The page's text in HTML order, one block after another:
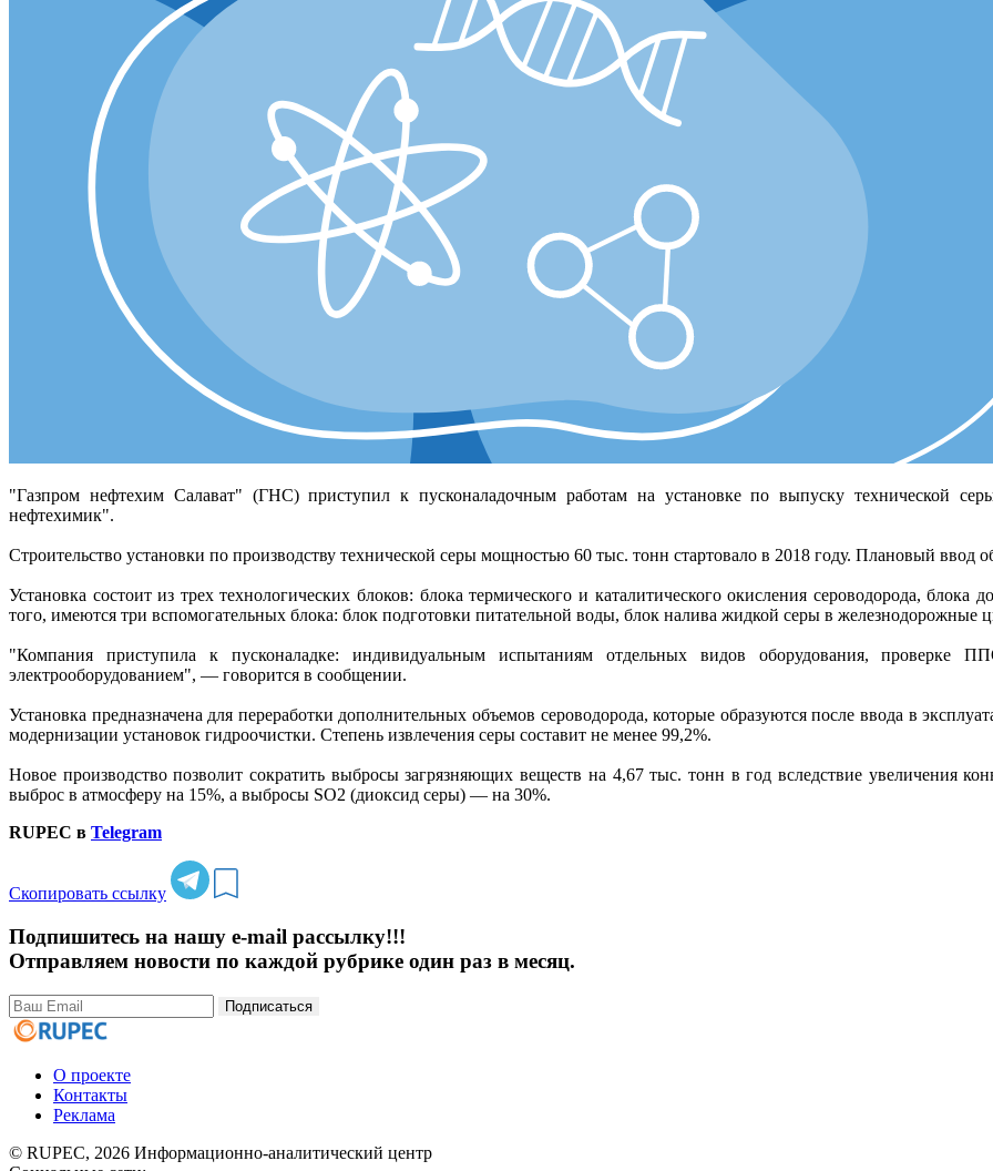
"Газпром нефтехим Салават" (ГНС) приступил к пусконаладочным работам на установке по выпуску технической
нефтехимик".
Строительство установки по производству технической серы мощностью 60 тыс. тонн стартовало в 2018 году. Плановый ввод
Установка состоит из трех технологических блоков: блока термического и каталитического окисления сероводорода,
того, имеются три вспомогательных блока: блок подготовки питательной воды, блок налива жидкой серы в железнодорожные
"Компания приступила к пусконаладке: индивидуальным испытаниям отдельных видов оборудования,
электрооборудованием", — говорится в сообщении.
Установка предназначена для переработки дополнительных объемов сероводорода, которые образуются после ввода в
модернизации установок гидроочистки. Степень извлечения серы составит не менее 99,2%.
Новое производство позволит сократить выбросы загрязняющих веществ на 4,67 тыс. тонн в год вследствие увеличения
выброс в атмосферу на 15%, а выбросы SO2 (диоксид серы) — на 30%.
RUPEC в Telegram
Скопировать ссылку
Подпишитесь на нашу e-mail рассылку!!!
Отправляем новости по каждой рубрике один раз в месяц.
Подписаться
О проекте
Контакты
Реклама
© RUPEC, 2026 Информационно-аналитический центр